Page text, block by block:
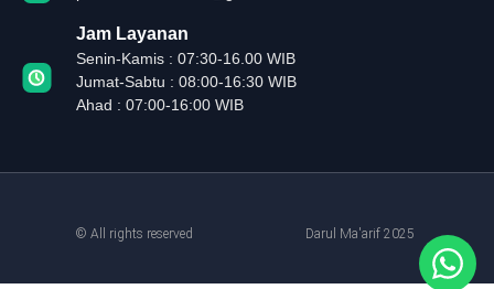
Jam Layanan
Senin-Kamis : 07:30-16.00 WIB
Jumat-Sabtu : 08:00-16:30 WIB
Ahad : 07:00-16:00 WIB
© All rights reserved Darul Ma'arif 2025